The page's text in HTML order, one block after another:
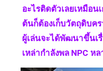
อะไรติดตัวเลยเหมือน
ต้นก็ต้องเก็บวัตถุดิบค
ผู้เล่นจะได้พัฒนาขึ้นเ
เหล่ากำลังพล NPC ห